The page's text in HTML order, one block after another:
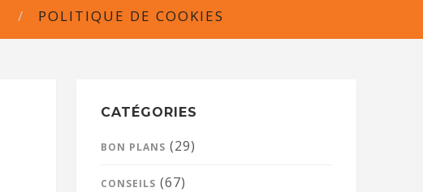
POLITIQUE DE COOKIES
CATÉGORIES
BON PLANS (29)
CONSEILS (67)